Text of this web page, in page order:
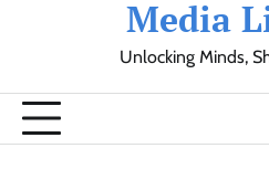
Media
Unlocking Minds,
Sosial